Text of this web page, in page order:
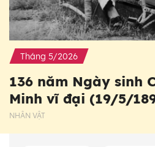
Tháng 5/2026
136 năm Ngày sinh
Minh vĩ đại (19/5/
NHÂN VẬT